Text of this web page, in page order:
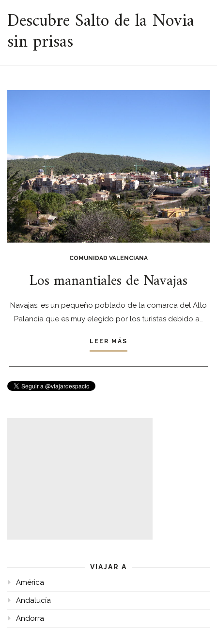
ESPACIO
Descubre Salto de la Novia
sin prisas
COMUNIDAD VALENCIANA
Los manantiales de Navajas
Navajas, es un pequeño poblado de la comarca del Alto
Palancia que es muy elegido por los turistas debido a…
LEER MÁS
VIAJAR A
América
Andalucía
Andorra